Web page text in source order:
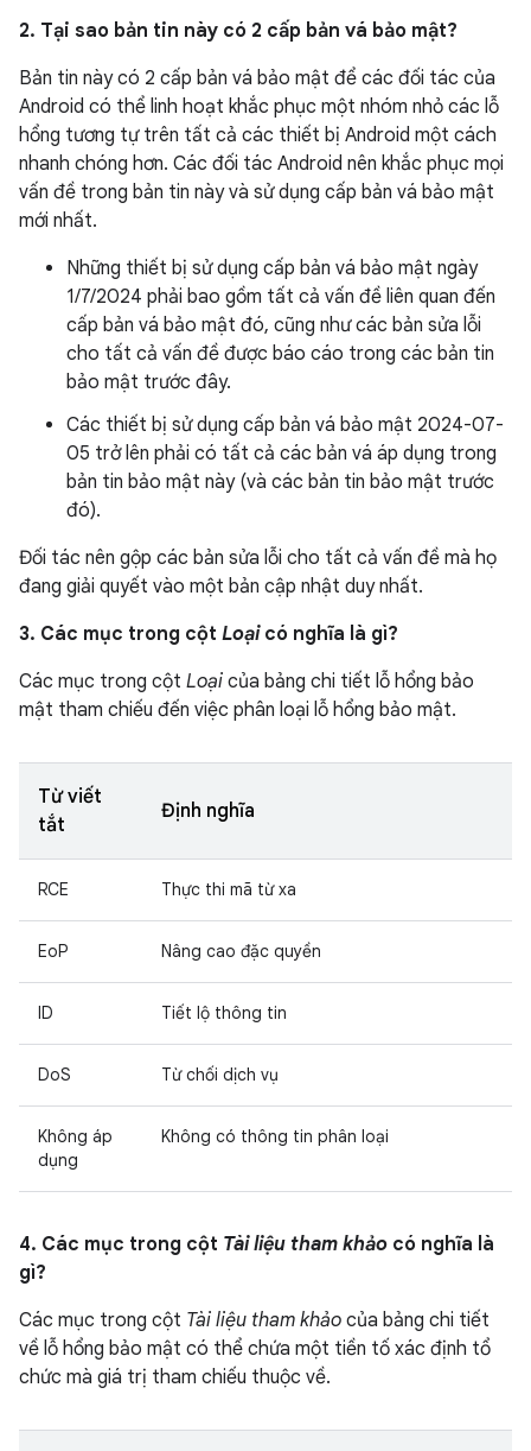
2. Tại sao bản tin này có 2 cấp bản vá bảo mật?
Bản tin này có 2 cấp bản vá bảo mật để các đối tác của
Android có thể linh hoạt khắc phục một nhóm nhỏ các lỗ
hổng tương tự trên tất cả các thiết bị Android một cách
nhanh chóng hơn. Các đối tác Android nên khắc phục mọi
vấn đề trong bản tin này và sử dụng cấp bản vá bảo mật
mới nhất.
Những thiết bị sử dụng cấp bản vá bảo mật ngày
1/7/2024 phải bao gồm tất cả vấn đề liên quan đến
cấp bản vá bảo mật đó, cũng như các bản sửa lỗi
cho tất cả vấn đề được báo cáo trong các bản tin
bảo mật trước đây.
Các thiết bị sử dụng cấp bản vá bảo mật 2024-07-
05 trở lên phải có tất cả các bản vá áp dụng trong
bản tin bảo mật này (và các bản tin bảo mật trước
đó).
Đối tác nên gộp các bản sửa lỗi cho tất cả vấn đề mà họ
đang giải quyết vào một bản cập nhật duy nhất.
3. Các mục trong cột Loạicó nghĩa là gì?
Các mục trong cột Loại của bảng chi tiết lỗ hổng bảo
mật tham chiếu đến việc phân loại lỗ hổng bảo mật.
Từ viết
tắt
Định nghĩa
RCE Thực thi mã từ xa
EoP Nâng cao đặc quyền
ID Tiết lộ thông tin
DoS Từ chối dịch vụ
Không áp
dụng
Không có thông tin phân loại
4. Các mục trong cột Tài liệu tham khảo có nghĩa là
gì?
Các mục trong cột Tài liệu tham khảo của bảng chi tiết
về lỗ hổng bảo mật có thể chứa một tiền tố xác định tổ
chức mà giá trị tham chiếu thuộc về.